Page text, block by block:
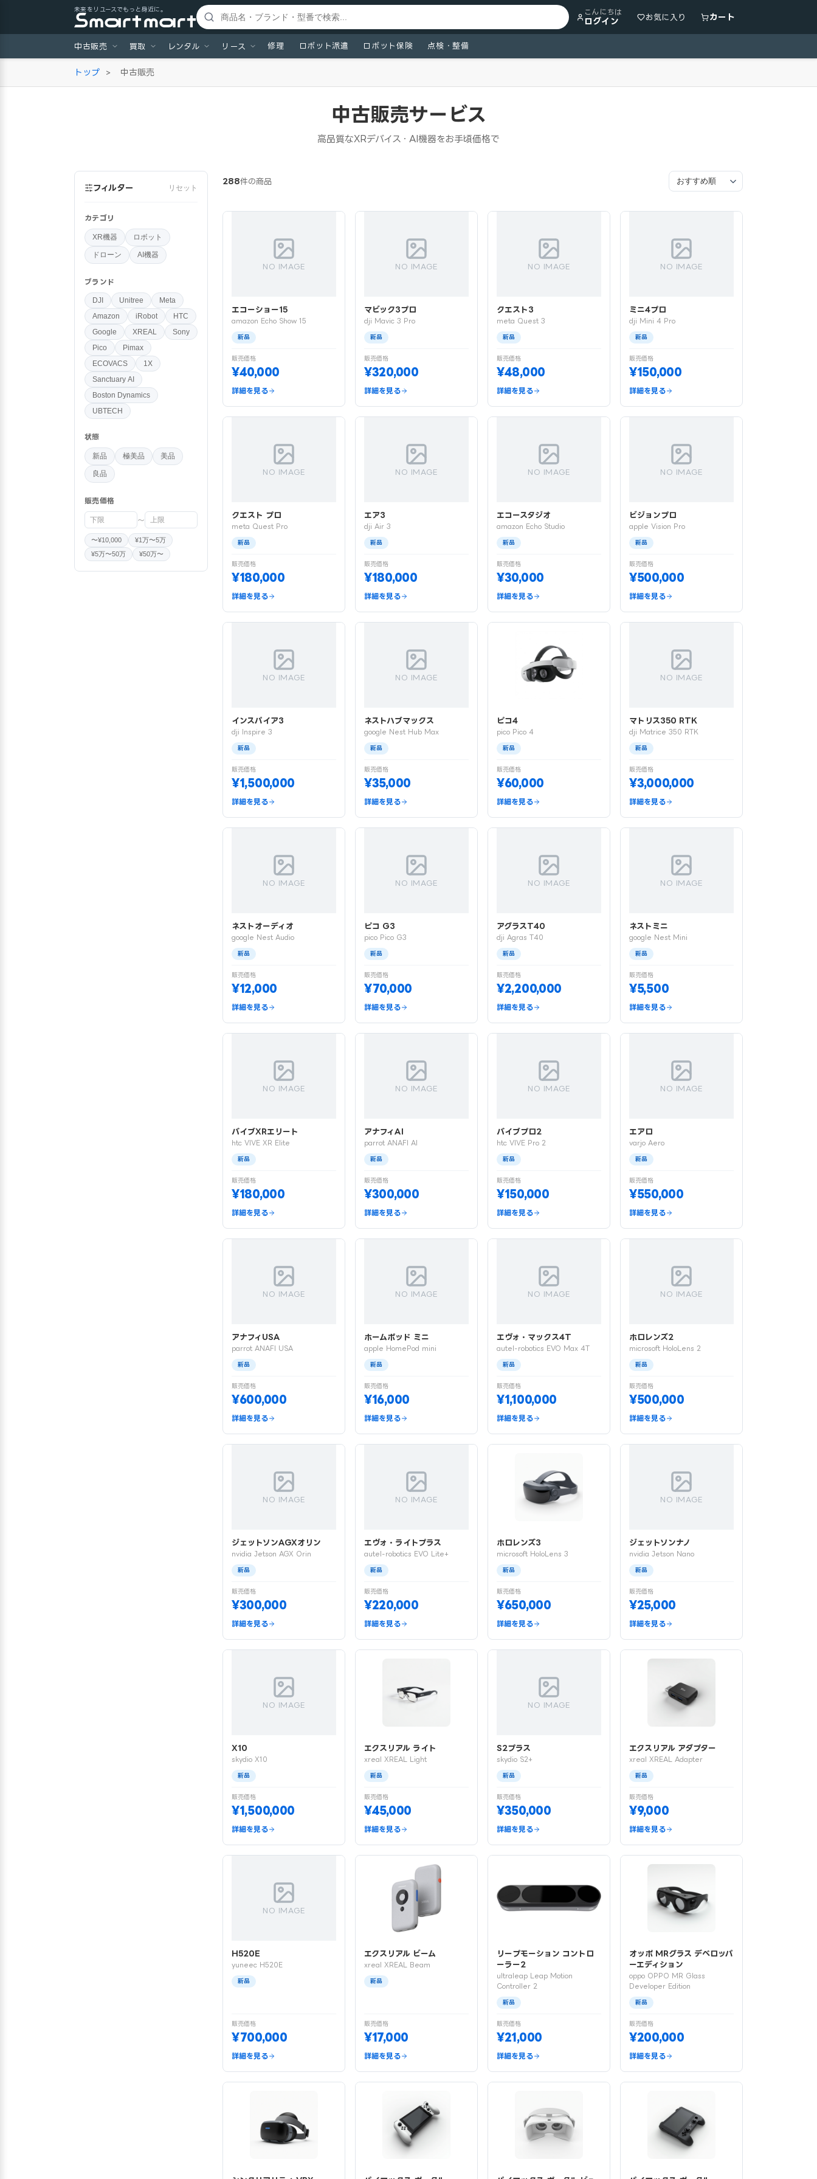
未来をリユースでもっと身近に。 こんにちは
ログイン お気に入り カート
中古販売 買取 レンタル リース 修理 ロボット派遣 ロボット保険 点検・整備
トップ > 中古販売
中古販売サービス
高品質なXRデバイス・AI機器をお手頃価格で
フィルター リセット
カテゴリ
XR機器 ロボット
ドローン AI機器
ブランド
DJI Unitree
Meta
Amazon
iRobot
HTC
Google
XREAL
Sony
Pico
Pimax
ECOVACS
1X
Sanctuary AI
Boston Dynamics
UBTECH
状態
新品 極美品 美品
良品
販売価格
〜
〜¥10,000
¥1万〜5万
¥5万〜50万
¥50万〜
288件の商品
NO IMAGE
エコーショー15
amazon Echo Show 15
新品
販売価格
¥40,000
詳細を見る
NO IMAGE
マビック3プロ
dji Mavic 3 Pro
新品
販売価格
¥320,000
詳細を見る
NO IMAGE
クエスト3
meta Quest 3
新品
販売価格
¥48,000
詳細を見る
NO IMAGE
ミニ4プロ
dji Mini 4 Pro
新品
販売価格
¥150,000
詳細を見る
NO IMAGE
クエスト プロ
meta Quest Pro
新品
販売価格
¥180,000
詳細を見る
NO IMAGE
エア3
dji Air 3
新品
販売価格
¥180,000
詳細を見る
NO IMAGE
エコースタジオ
amazon Echo Studio
新品
販売価格
¥30,000
詳細を見る
NO IMAGE
ビジョンプロ
apple Vision Pro
新品
販売価格
¥500,000
詳細を見る
NO IMAGE
インスパイア3
dji Inspire 3
新品
販売価格
¥1,500,000
詳細を見る
NO IMAGE
ネストハブマックス
google Nest Hub Max
新品
販売価格
¥35,000
詳細を見る
ピコ4
pico Pico 4
新品
販売価格
¥60,000
詳細を見る
NO IMAGE
マトリス350 RTK
dji Matrice 350 RTK
新品
販売価格
¥3,000,000
詳細を見る
NO IMAGE
ネストオーディオ
google Nest Audio
新品
販売価格
¥12,000
詳細を見る
NO IMAGE
ピコ G3
pico Pico G3
新品
販売価格
¥70,000
詳細を見る
NO IMAGE
アグラスT40
dji Agras T40
新品
販売価格
¥2,200,000
詳細を見る
NO IMAGE
ネストミニ
google Nest Mini
新品
販売価格
¥5,500
詳細を見る
NO IMAGE
バイブXRエリート
htc VIVE XR Elite
新品
販売価格
¥180,000
詳細を見る
NO IMAGE
アナフィAI
parrot ANAFI AI
新品
販売価格
¥300,000
詳細を見る
NO IMAGE
バイブプロ2
htc VIVE Pro 2
新品
販売価格
¥150,000
詳細を見る
NO IMAGE
エアロ
varjo Aero
新品
販売価格
¥550,000
詳細を見る
NO IMAGE
アナフィUSA
parrot ANAFI USA
新品
販売価格
¥600,000
詳細を見る
NO IMAGE
ホームポッド ミニ
apple HomePod mini
新品
販売価格
¥16,000
詳細を見る
NO IMAGE
エヴォ・マックス4T
autel-robotics EVO Max 4T
新品
販売価格
¥1,100,000
詳細を見る
NO IMAGE
ホロレンズ2
microsoft HoloLens 2
新品
販売価格
¥500,000
詳細を見る
NO IMAGE
ジェットソンAGXオリン
nvidia Jetson AGX Orin
新品
販売価格
¥300,000
詳細を見る
NO IMAGE
エヴォ・ライトプラス
autel-robotics EVO Lite+
新品
販売価格
¥220,000
詳細を見る
ホロレンズ3
microsoft HoloLens 3
新品
販売価格
¥650,000
詳細を見る
NO IMAGE
ジェットソンナノ
nvidia Jetson Nano
新品
販売価格
¥25,000
詳細を見る
NO IMAGE
X10
skydio X10
新品
販売価格
¥1,500,000
詳細を見る
エクスリアル ライト
xreal XREAL Light
新品
販売価格
¥45,000
詳細を見る
NO IMAGE
S2プラス
skydio S2+
新品
販売価格
¥350,000
詳細を見る
エクスリアル アダプター
xreal XREAL Adapter
新品
販売価格
¥9,000
詳細を見る
NO IMAGE
H520E
yuneec H520E
新品
販売価格
¥700,000
詳細を見る
エクスリアル ビーム
xreal XREAL Beam
新品
販売価格
¥17,000
詳細を見る
リープモーション コントロ
ーラー2
ultraleap Leap Motion
Controller 2
新品
販売価格
¥21,000
詳細を見る
オッポ MRグラス デベロッパ
ーエディション
oppo OPPO MR Glass
Developer Edition
新品
販売価格
¥200,000
詳細を見る